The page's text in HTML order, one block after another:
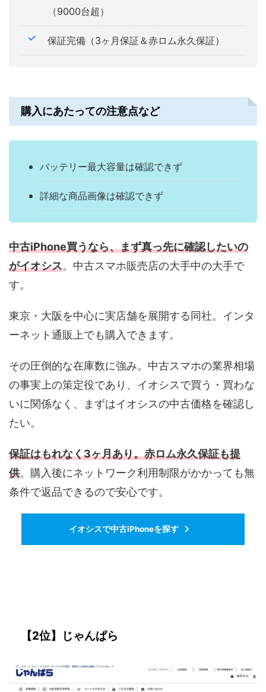
（9000台超）
保証完備（3ヶ月保証＆赤ロム永久保証）
購入にあたっての注意点など
バッテリー最大容量は確認できず
詳細な商品画像は確認できず
中古iPhone買うなら、まず真っ先に確認したいの
がイオシス。中古スマホ販売店の大手中の大手で
す。
東京・大阪を中心に実店舗を展開する同社。インタ
ーネット通販上でも購入できます。
その圧倒的な在庫数に強み。中古スマホの業界相場
の事実上の策定役であり、イオシスで買う・買わな
いに関係なく、まずはイオシスの中古価格を確認し
たい。
保証はもれなく3ヶ月あり。赤ロム永久保証も提
供。購入後にネットワーク利用制限がかかっても無
条件で返品できるので安心です。
イオシスで中古iPhoneを探す
【2位】じゃんぱら